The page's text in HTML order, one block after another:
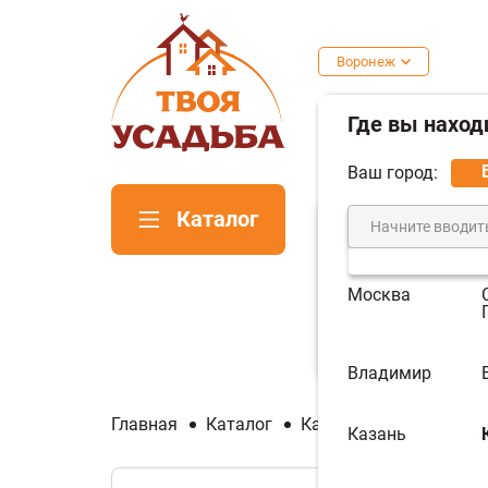
Каталог
Воронеж
Где вы
Ваш город:
Москва
Владимир
Казань
Главная Каталог Камины Каминные